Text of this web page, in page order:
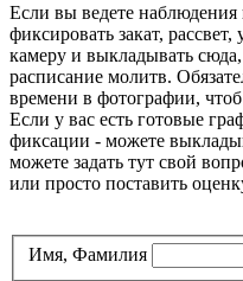
Если вы ведете
фиксировать закат,
камеру и выкладывать
расписание молитв.
времени в фотографии,
Если у вас есть готовые
фиксации - можете
можете задать тут свой
или просто поставить
Имя, Фамилия